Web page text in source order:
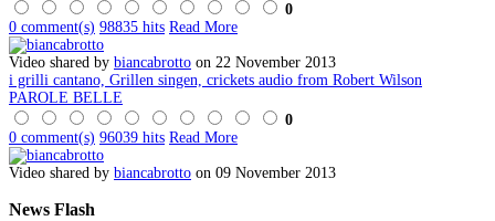
0
0 comment(s) 98835 hits Read More
Video shared by biancabrotto on 22 November 2013
i grilli cantano, Grillen singen, crickets audio from Robert Wilson
PAROLE BELLE
0
0 comment(s) 96039 hits Read More
Video shared by biancabrotto on 09 November 2013
News Flash